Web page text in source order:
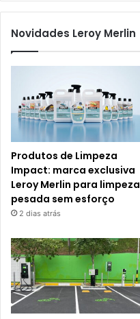
Novidades Leroy Merlin
Produtos de Limpeza
Impact: marca exclusiva
Leroy Merlin para limpeza
pesada sem esforço
2 dias atrás